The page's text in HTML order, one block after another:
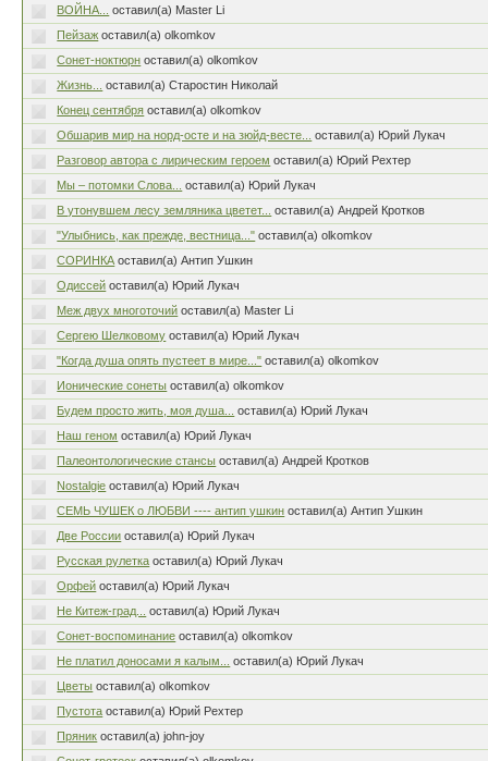
ВОЙНА...
оставил(а) Master Li
Пейзаж оставил(а) olkomkov
Сонет-ноктюрн оставил(а) olkomkov
Жизнь...
оставил(а) Старостин Николай
Конец сентября оставил(а) olkomkov
Обшарив мир на норд-осте и на зюйд-весте...
оставил(а) Юрий Лукач
Разговор автора с лирическим героем оставил(а) Юрий Рехтер
Мы – потомки Слова...
оставил(а) Юрий Лукач
В утонувшем лесу земляника цветет...
оставил(а) Андрей Кротков
"Улыбнись, как прежде, вестница..." оставил(а) olkomkov
СОРИНКА оставил(а) Антип Ушкин
Одиссей оставил(а) Юрий Лукач
Меж двух многоточий оставил(а) Master Li
Сергею Шелковому оставил(а) Юрий Лукач
"Когда душа опять пустеет в мире..." оставил(а) olkomkov
Ионические сонеты оставил(а) olkomkov
Будем просто жить, моя душа...
оставил(а) Юрий Лукач
Наш геном оставил(а) Юрий Лукач
Палеонтологические стансы оставил(а) Андрей Кротков
Nostalgie оставил(а) Юрий Лукач
СЕМЬ ЧУШЕК о ЛЮБВИ ---- антип ушкин оставил(а) Антип Ушкин
Две России оставил(а) Юрий Лукач
Русская рулетка оставил(а) Юрий Лукач
Орфей оставил(а) Юрий Лукач
Не Китеж-град...
оставил(а) Юрий Лукач
Сонет-воспоминание оставил(а) olkomkov
Не платил доносами я калым...
оставил(а) Юрий Лукач
Цветы оставил(а) olkomkov
Пустота оставил(а) Юрий Рехтер
Пряник оставил(а) john-joy